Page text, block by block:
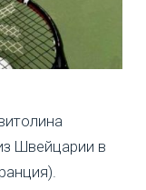
Швейцарии в